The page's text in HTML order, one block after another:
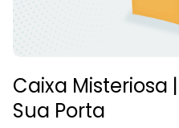
Caixa Misteriosa
Sua Porta